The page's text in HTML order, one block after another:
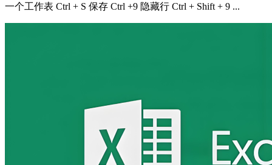
一个工作表 Ctrl + S 保存 Ctrl +9 隐藏行 Ctrl + Shift + 9 ...